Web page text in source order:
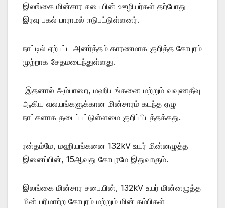
இலங்கை மின்சார சபையின் ஊழியர்கள் தற்போது
இரவு பகல் பாராமல் ஈடுபட்டுள்ளனர்.
நாட்டில் ஏற்பட்ட அனர்த்தம் காரணமாக குறித்த கோபுரம்
முற்றாக சேதமடைந்துள்ளது.
இதனால் அம்பாறை, மஹியங்கனை மற்றும் வவுணதீவு
ஆகிய வலயங்களுக்கான மின்சாரம் கடந்த ஏழு
நாட்களாக தடைப்பட்டுள்ளமை குறிப்பிடத்தக்கது.
ரன்தம்மே, மஹியங்கனை 132kV உயர் மின்னழுத்த
இனைப்பின், 15ஆவது கோபுரமே இதுவாகும்.
இலங்கை மின்சார சபையின், 132kV உயர் மின்னழுத்த
மின் பரிமாற்ற கோபுரம் மற்றும் மின் கம்பிகள்